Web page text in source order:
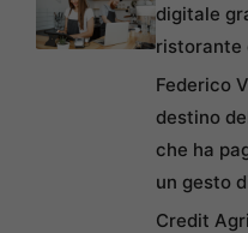
digitale
ristorante
Federico
destino
che ha
un gesto
Credit